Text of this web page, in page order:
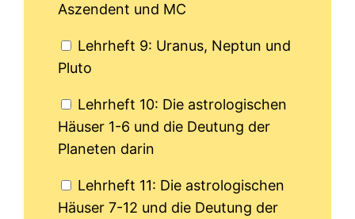
Aszendent und MC
Lehrheft 9: Uranus, Neptun und
Pluto
Lehrheft 10: Die astrologischen
Häuser 1-6 und die Deutung der
Planeten darin
Lehrheft 11: Die astrologischen
Häuser 7-12 und die Deutung der